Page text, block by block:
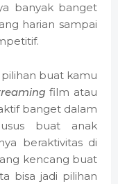
banyak banget
harian sampai
buat kamu
film atau
banget dalam
buat anak
beraktivitas di
kencang buat
bisa jadi pilihan